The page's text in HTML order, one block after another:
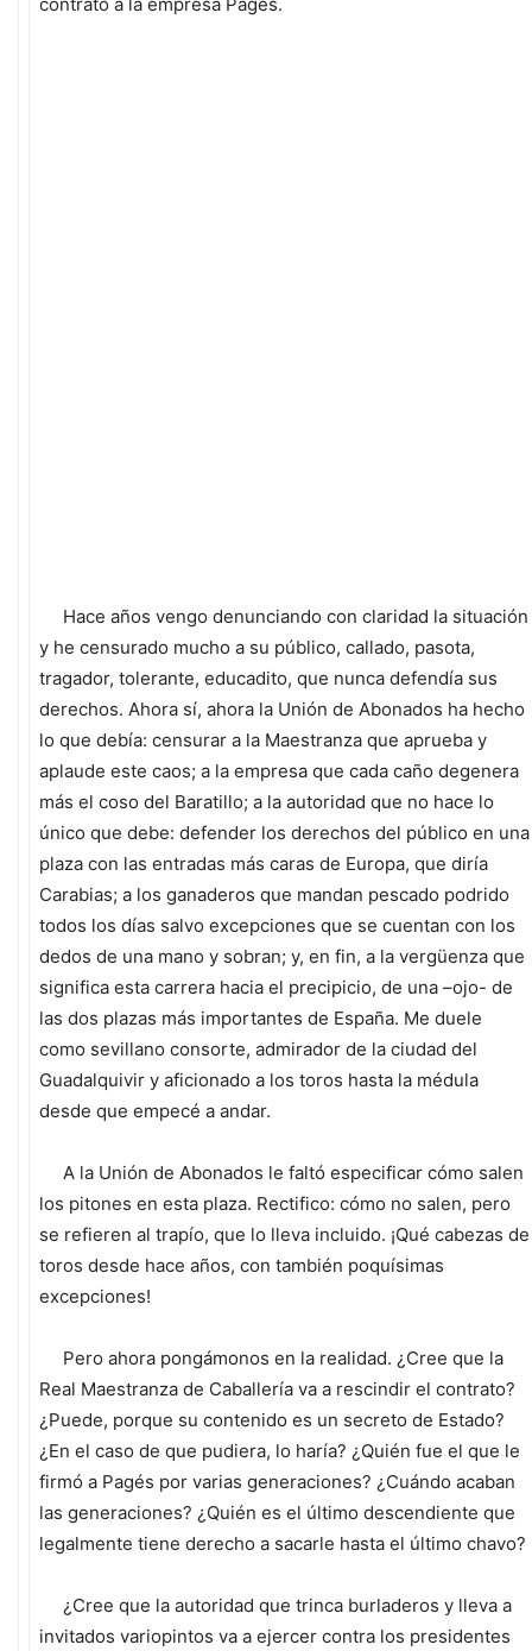
contrato a la empresa Pagés.
Hace años vengo denunciando con claridad la situación
y he censurado mucho a su público, callado, pasota,
tragador, tolerante, educadito, que nunca defendía sus
derechos. Ahora sí, ahora la Unión de Abonados ha hecho
lo que debía: censurar a la Maestranza que aprueba y
aplaude este caos; a la empresa que cada caño degenera
más el coso del Baratillo; a la autoridad que no hace lo
único que debe: defender los derechos del público en una
plaza con las entradas más caras de Europa, que diría
Carabias; a los ganaderos que mandan pescado podrido
todos los días salvo excepciones que se cuentan con los
dedos de una mano y sobran; y, en fin, a la vergüenza que
significa esta carrera hacia el precipicio, de una –ojo- de
las dos plazas más importantes de España. Me duele
como sevillano consorte, admirador de la ciudad del
Guadalquivir y aficionado a los toros hasta la médula
desde que empecé a andar.
A la Unión de Abonados le faltó especificar cómo salen
los pitones en esta plaza. Rectifico: cómo no salen, pero
se refieren al trapío, que lo lleva incluido. ¡Qué cabezas de
toros desde hace años, con también poquísimas
excepciones!
Pero ahora pongámonos en la realidad. ¿Cree que la
Real Maestranza de Caballería va a rescindir el contrato?
¿Puede, porque su contenido es un secreto de Estado?
¿En el caso de que pudiera, lo haría? ¿Quién fue el que le
firmó a Pagés por varias generaciones? ¿Cuándo acaban
las generaciones? ¿Quién es el último descendiente que
legalmente tiene derecho a sacarle hasta el último chavo?
¿Cree que la autoridad que trinca burladeros y lleva a
invitados variopintos va a ejercer contra los presidentes